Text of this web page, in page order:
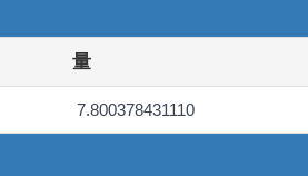
量
7.800378431110